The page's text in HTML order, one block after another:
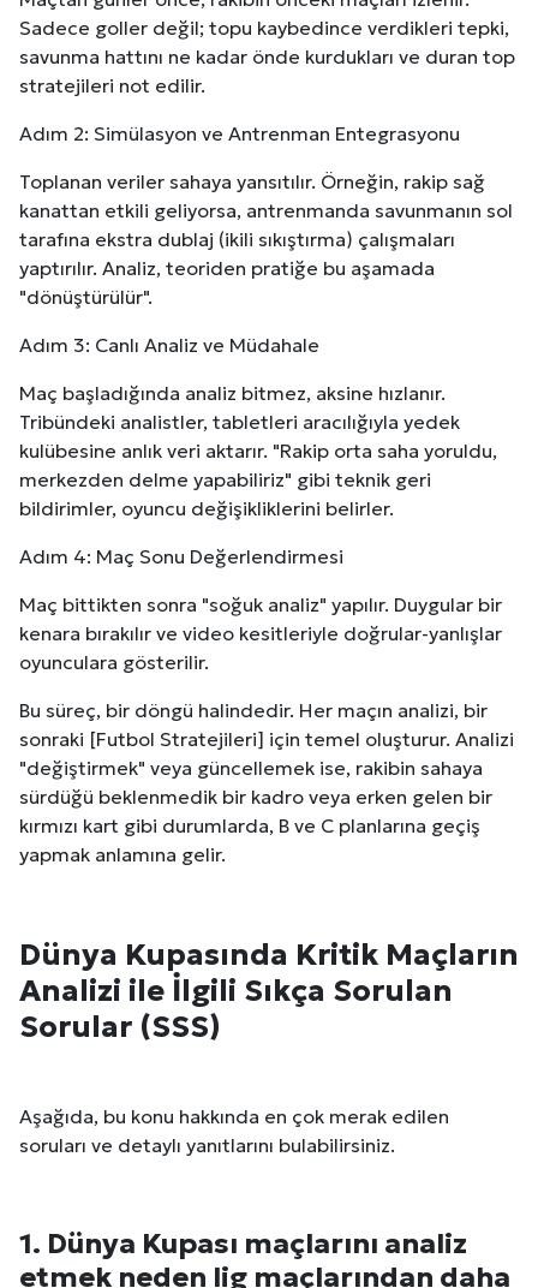
Sadece goller değil; topu kaybedince verdikleri tepki,
savunma hattını ne kadar önde kurdukları ve duran top
stratejileri not edilir.
Adım 2: Simülasyon ve Antrenman Entegrasyonu
Toplanan veriler sahaya yansıtılır. Örneğin, rakip sağ
kanattan etkili geliyorsa, antrenmanda savunmanın sol
tarafına ekstra dublaj (ikili sıkıştırma) çalışmaları
yaptırılır. Analiz, teoriden pratiğe bu aşamada
"dönüştürülür".
Adım 3: Canlı Analiz ve Müdahale
Maç başladığında analiz bitmez, aksine hızlanır.
Tribündeki analistler, tabletleri aracılığıyla yedek
kulübesine anlık veri aktarır. "Rakip orta saha yoruldu,
merkezden delme yapabiliriz" gibi teknik geri
bildirimler, oyuncu değişikliklerini belirler.
Adım 4: Maç Sonu Değerlendirmesi
Maç bittikten sonra "soğuk analiz" yapılır. Duygular bir
kenara bırakılır ve video kesitleriyle doğrular-yanlışlar
oyunculara gösterilir.
Bu süreç, bir döngü halindedir. Her maçın analizi, bir
sonraki [Futbol Stratejileri] için temel oluşturur. Analizi
"değiştirmek" veya güncellemek ise, rakibin sahaya
sürdüğü beklenmedik bir kadro veya erken gelen bir
kırmızı kart gibi durumlarda, B ve C planlarına geçiş
yapmak anlamına gelir.
Dünya Kupasında Kritik Maçların
Analizi ile İlgili Sıkça Sorulan
Sorular (SSS)
Aşağıda, bu konu hakkında en çok merak edilen
soruları ve detaylı yanıtlarını bulabilirsiniz.
1. Dünya Kupası maçlarını analiz
etmek neden lig maçlarından daha